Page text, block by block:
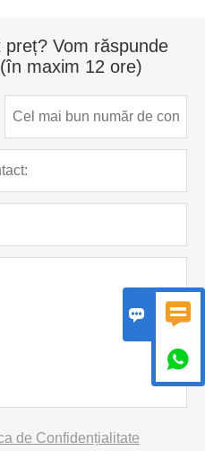
Vom răspunde
maxim 12 ore)
de Confidențialitate
 
